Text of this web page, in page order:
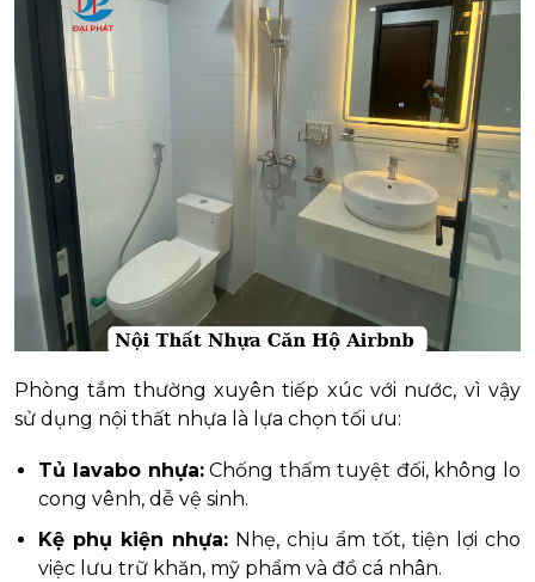
Phòng tắm thường xuyên tiếp xúc với nước, vì vậy
sử dụng nội thất nhựa là lựa chọn tối ưu:
Tủ lavabo nhựa:Chống thấm tuyệt đối, không lo
cong vênh, dễ vệ sinh.
Kệ phụ kiện nhựa:Nhẹ, chịu ẩm tốt, tiện lợi cho
việc lưu trữ khăn, mỹ phẩm và đồ cá nhân.